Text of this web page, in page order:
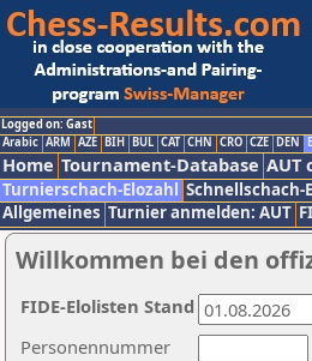
Logged on: Gast
Arabic ARM AZE BIH BUL CAT CHN CRO CZE DEN
Home Tournament-Database AUT
Turnierschach-Elozahl Schnellschach-
Allgemeines Turnier anmelden: AUT
Willkommen bei den
Personennummer
FIDE-Elolisten Stand